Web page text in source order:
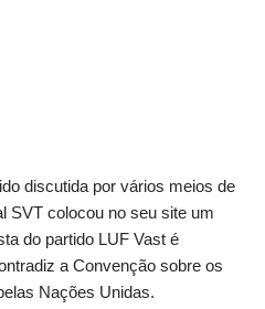
discutida por vários meios de
SVT colocou no seu site um
do partido LUF Vast é
a Convenção sobre os
Nações Unidas.